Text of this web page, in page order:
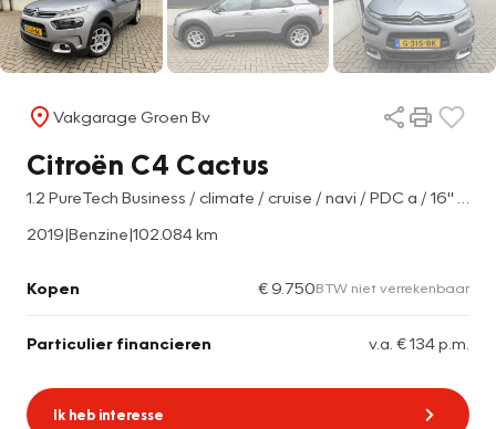
Vakgarage Groen Bv
Citroën C4 Cactus
2019|Benzine|102.084 km
Kopen € 9.750BTW niet verrekenbaar
Particulier financieren v.a. € 134 p.m.
Ik heb interesse